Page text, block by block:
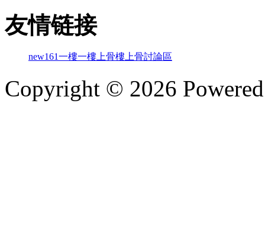
友情链接
new161一樓一樓上骨樓上骨討論區
Copyright © 2026